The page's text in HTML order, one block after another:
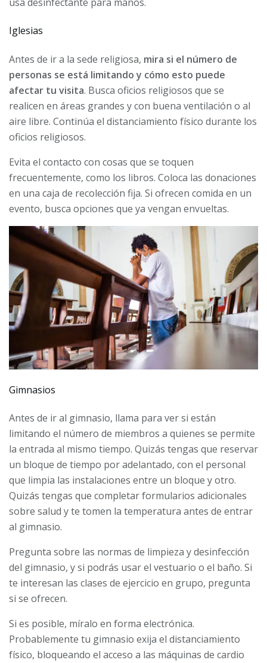
Iglesias
Antes de ir a la sede religiosa, mira si el número de
personas se está limitando y cómo esto puede
afectar tu visita. Busca oficios religiosos que se
realicen en áreas grandes y con buena ventilación o al
aire libre. Continúa el distanciamiento físico durante los
oficios religiosos.
Evita el contacto con cosas que se toquen
frecuentemente, como los libros. Coloca las donaciones
en una caja de recolección fija. Si ofrecen comida en un
evento, busca opciones que ya vengan envueltas.
Gimnasios
Antes de ir al gimnasio, llama para ver si están
limitando el número de miembros a quienes se permite
la entrada al mismo tiempo. Quizás tengas que reservar
un bloque de tiempo por adelantado, con el personal
que limpia las instalaciones entre un bloque y otro.
Quizás tengas que completar formularios adicionales
sobre salud y te tomen la temperatura antes de entrar
al gimnasio.
Pregunta sobre las normas de limpieza y desinfección
del gimnasio, y si podrás usar el vestuario o el baño. Si
te interesan las clases de ejercicio en grupo, pregunta
si se ofrecen.
Si es posible, míralo en forma electrónica.
Probablemente tu gimnasio exija el distanciamiento
físico, bloqueando el acceso a las máquinas de cardio